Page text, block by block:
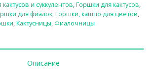
кактусов и суккулентов,Горшки для кактусов,
для фиалок,Горшки, кашпо для цветов,
,Кактусницы, Фиалочницы
Описание